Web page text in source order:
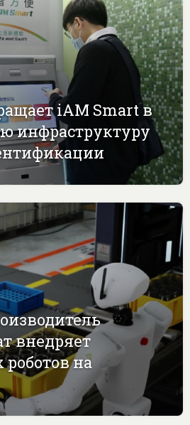
iAM Smart в
инфраструктуру
внедряет
на